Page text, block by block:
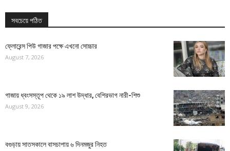
সবচেয়ে পঠিত
ফ্লোরেন্স পিউ গাজার পক্ষে এখনো সোচ্চার
August 7, 2026
গাজায় ধ্বংসস্তূপ থেকে ১৯ লাশ উদ্ধার, বেশিরভাগ নারী-শিশু
August 9, 2026
বগুড়ায় সাতসকালে বাসচাপায় ৬ দিনমজুর নিহত